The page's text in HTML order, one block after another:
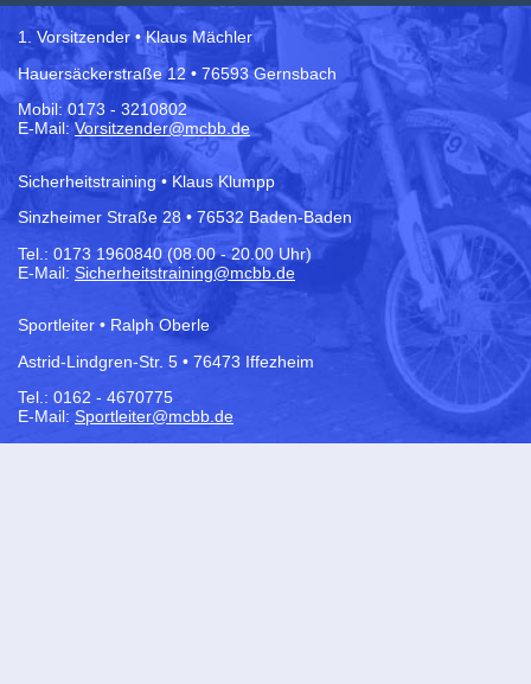
1. Vorsitzender • Klaus Mächler
Hauersäckerstraße 12 • 76593 Gernsbach
Mobil: 0173 - 3210802
E-Mail:Vorsitzender@mcbb.de
Sicherheitstraining • Klaus Klumpp
Sinzheimer Straße 28 • 76532 Baden-Baden
Tel.: 0173 1960840 (08.00 - 20.00 Uhr)
E-Mail: Sicherheitstraining@mcbb.de
Sportleiter • Ralph Oberle
Astrid-Lindgren-Str. 5 • 76473 Iffezheim
Tel.: 0162 - 4670775
E-Mail: Sportleiter@mcbb.de